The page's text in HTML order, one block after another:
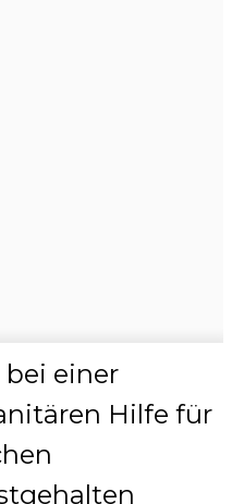
bei einer
Hilfe für